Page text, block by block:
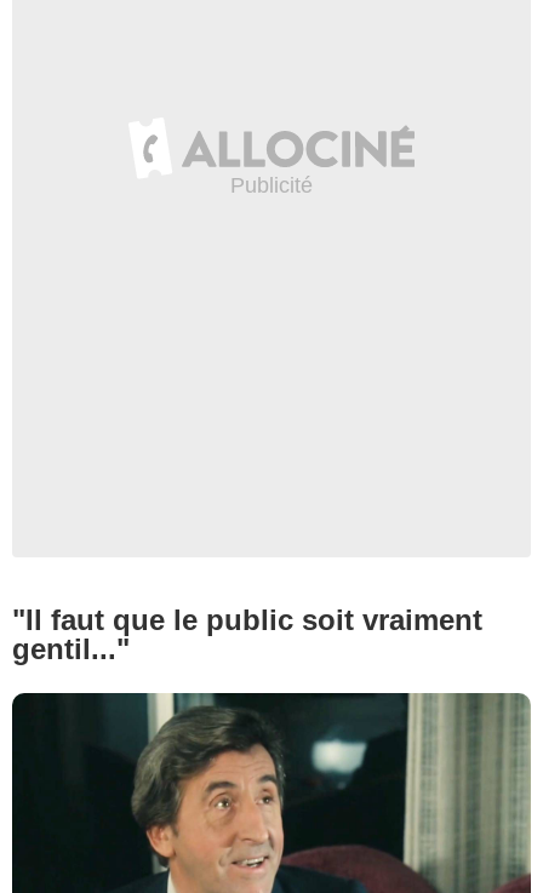
"Il faut que le public soit vraiment
gentil..."